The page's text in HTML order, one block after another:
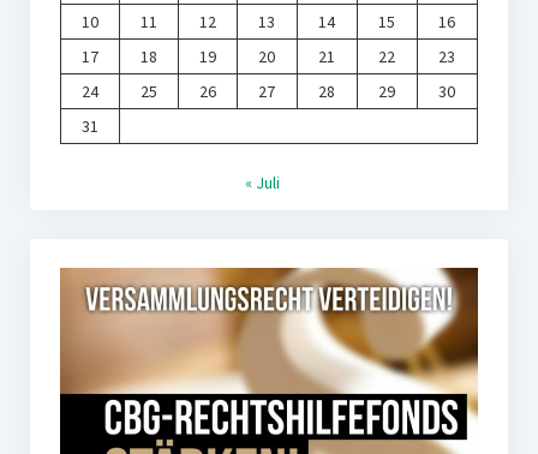
10
11 12 13 14 15
16
17
18 19 20 21 22
23
24
25 26 27 28 29
30
31
« Juli